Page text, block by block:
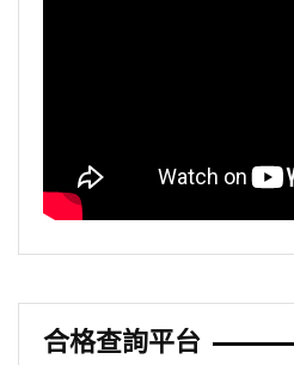
合格查詢平台